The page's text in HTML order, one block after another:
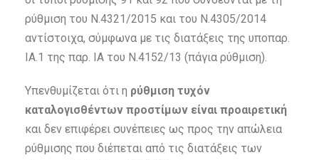
ρύθμιση του Ν.4321/2015 και του Ν.4305/2014
αντίστοιχα, σύμφωνα με τις διατάξεις της υποπαρ.
ΙΑ.1 της παρ. ΙΑ του Ν.4152/13 (πάγια ρύθμιση).
Υπενθυμίζεται ότι η ρύθμιση τυχόν
καταλογισθέντων προστίμων είναι προαιρετική
και δεν επιφέρει συνέπειες ως προς την απώλεια
ρύθμισης που διέπεται από τις διατάξεις των